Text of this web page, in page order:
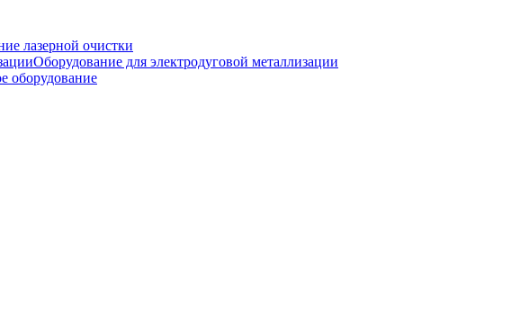
лазерной очистки
Оборудование для электродуговой металлизации
оборудование